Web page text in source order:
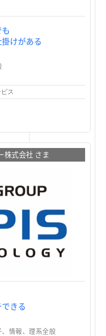
けがある
ス
株式会社 さま
きる
、情報、理系全般